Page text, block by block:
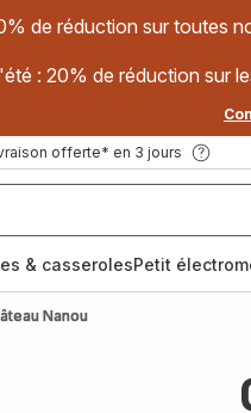
de réduction sur toutes
: 20% de réduction sur
offerte* en 3 jours
& casserolesPetit
Nanou